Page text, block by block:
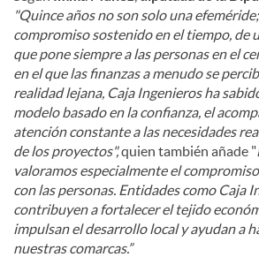
"Quince años no son solo una
compromiso sostenido en el tiempo, de
que pone siempre a las personas en el
en el que las finanzas a menudo se
realidad lejana, Caja Ingenieros ha
modelo basado en la confianza, el
atención constante a las necesidades
de los proyectos",quien también añade "
valoramos especialmente el
con las personas. Entidades como Caja
contribuyen a fortalecer el tejido
impulsan el desarrollo local y ayudan a
nuestras comarcas.”